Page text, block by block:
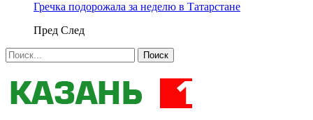
Гречка подорожала за неделю в Татарстане
Пред След